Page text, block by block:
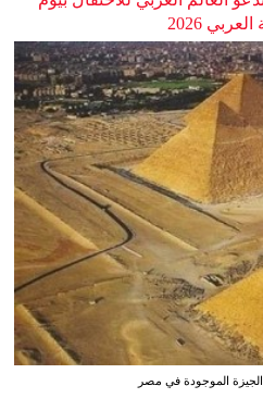
2026
الموجودة في مصر